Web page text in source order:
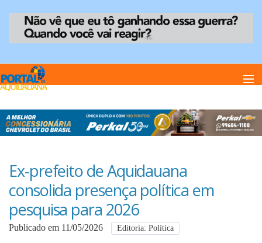
Home
Anuncie
Anuncie
Ex-prefeito de Aquidauana
consolida presença política em
pesquisa para 2026
Publicado em 11/05/2026 Editoria: Política